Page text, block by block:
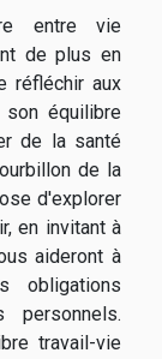
entre vie
de plus en
réfléchir aux
équilibre
de la santé
de la
d'explorer
en invitant à
aideront à
obligations
travail-vie